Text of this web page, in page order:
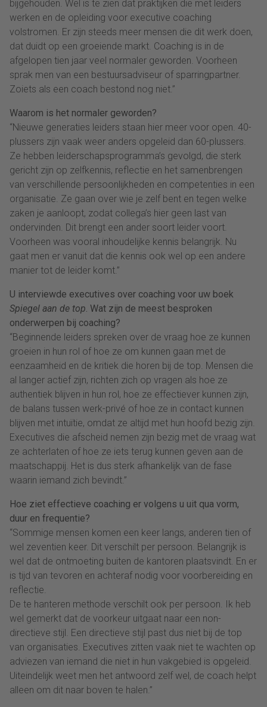
bijgehouden. Wel is te zien dat praktijken die met leiders
werken en de opleiding voor executive coaching
volstromen. Er zijn steeds meer mensen die dit werk doen,
dat duidt op een groeiende markt. Coaching is in de
afgelopen tien jaar veel normaler geworden. Voorheen
sprak men van een bestuursadviseur of sparringpartner.
Zoiets als een coach bestond nog niet.”
Waarom is het normaler geworden?
“Nieuwe generaties leiders staan hier meer voor open. 40-
plussers zijn vaak weer anders opgeleid dan 60-plussers.
Ze hebben leiderschapsprogramma’s gevolgd, die sterk
gericht zijn op zelfkennis, reflectie en het samenbrengen
van verschillende persoonlijkheden en competenties in een
organisatie. Ze gaan over wie je zelf bent en tegen welke
zaken je aanloopt, zodat collega’s hier geen last van
ondervinden. Dit brengt een ander soort leider voort.
Voorheen was vooral inhoudelijke kennis belangrijk. Nu
gaat men er vanuit dat die kennis ook wel op een andere
manier tot de leider komt.”
U interviewde executives over coaching voor uw boek
Spiegel aan de top . Wat zijn de meest besproken
onderwerpen bij coaching?
“Beginnende leiders spreken over de vraag hoe ze kunnen
groeien in hun rol of hoe ze om kunnen gaan met de
eenzaamheid en de kritiek die horen bij de top. Mensen die
al langer actief zijn, richten zich op vragen als hoe ze
authentiek blijven in hun rol, hoe ze effectiever kunnen zijn,
de balans tussen werk-privé of hoe ze in contact kunnen
blijven met intuïtie, omdat ze altijd met hun hoofd bezig zijn.
Executives die afscheid nemen zijn bezig met de vraag wat
ze achterlaten of hoe ze iets terug kunnen geven aan de
maatschappij. Het is dus sterk afhankelijk van de fase
waarin iemand zich bevindt.”
Hoe ziet effectieve coaching er volgens u uit qua vorm,
duur en frequentie?
“Sommige mensen komen een keer langs, anderen tien of
wel zeventien keer. Dit verschilt per persoon. Belangrijk is
wel dat de ontmoeting buiten de kantoren plaatsvindt. En er
is tijd van tevoren en achteraf nodig voor voorbereiding en
reflectie.
De te hanteren methode verschilt ook per persoon. Ik heb
wel gemerkt dat de voorkeur uitgaat naar een non-
directieve stijl. Een directieve stijl past dus niet bij de top
van organisaties. Executives zitten vaak niet te wachten op
adviezen van iemand die niet in hun vakgebied is opgeleid.
Uiteindelijk weet men het antwoord zelf wel, de coach helpt
alleen om dit naar boven te halen.”